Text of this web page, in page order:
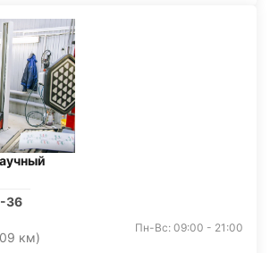
36
км)
Пн-Вс: 09:00 - 21:00